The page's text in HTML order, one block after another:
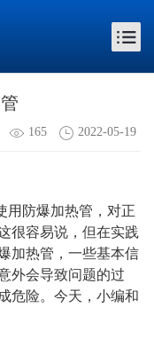
165 2022-05-19
用防爆加热管，对正
很容易说，但在实践
加热管，一些基本信
外会导致问题的过
危险。今天，小编和